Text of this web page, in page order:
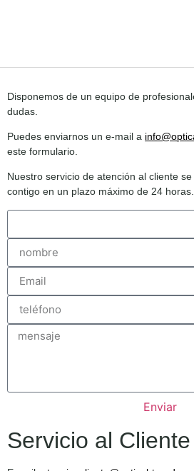
Disponemos de un equipo de
dudas.
Puedes enviarnos un e-mail a
este formulario.
Nuestro servicio de atención al cliente
contigo en un plazo máximo de 24 horas.
Enviar
Servicio al Cliente